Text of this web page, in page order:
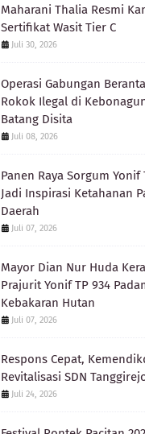
Maharani Thalia Resmi
Sertifikat Wasit Tier C
Juli 30, 2026
Operasi Gabungan
Rokok Ilegal di
Batang Disita
Juli 08, 2026
Panen Raya Sorgum Yonif
Jadi Inspirasi Ketahanan
Daerah
Juli 07, 2026
Mayor Dian Nur Huda
Prajurit Yonif TP 934
Kebakaran Hutan
Juli 07, 2026
Respons Cepat,
Revitalisasi SDN
Juli 24, 2026